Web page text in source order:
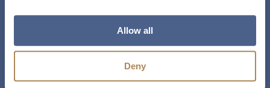
Allow all
Deny
Téléphone
514-871-9821/ 1-800-361-8487